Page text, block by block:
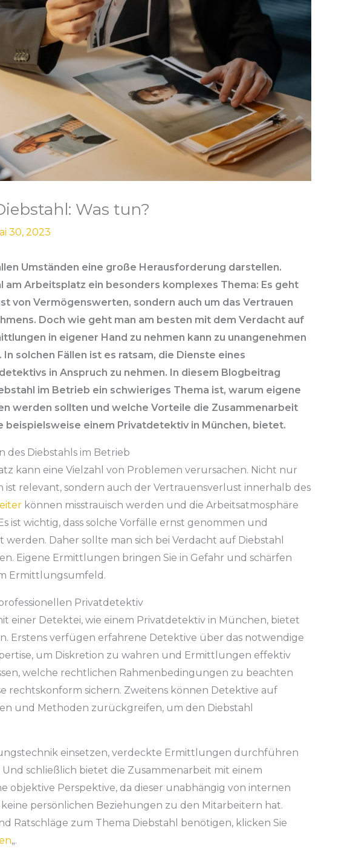
Was tun?
30, 2023
Umständen eine große Herausforderung darstellen.
am Arbeitsplatz ein besonders komplexes Thema: Es geht
von Vermögenswerten, sondern auch um das Vertrauen
Doch wie geht man am besten mit dem Verdacht auf
in eigener Hand zu nehmen kann zu unangenehmen
solchen Fällen ist es ratsam, die Dienste eines
in Anspruch zu nehmen. In diesem Blogbeitrag
im Betrieb ein schwieriges Thema ist, warum eigene
werden sollten und welche Vorteile die Zusammenarbeit
beispielsweise einem Privatdetektiv in München, bietet.
des Diebstahls im Betrieb
kann eine Vielzahl von Problemen verursachen. Nicht nur
ist relevant, sondern auch der Vertrauensverlust innerhalb des
können misstrauisch werden und die Arbeitsatmosphäre
ist wichtig, dass solche Vorfälle ernst genommen und
werden. Daher sollte man sich bei Verdacht auf Diebstahl
Eigene Ermittlungen bringen Sie in Gefahr und schärfen
Ermittlungsumfeld.
Privatdetektiv
einer Detektei, wie einem Privatdetektiv in München, bietet
Erstens verfügen erfahrene Detektive über das notwendige
um Diskretion zu wahren und Ermittlungen effektiv
welche rechtlichen Rahmenbedingungen zu beachten
rechtskonform sichern. Zweitens können Detektive auf
und Methoden zurückgreifen, um den Diebstahl
einsetzen, verdeckte Ermittlungen durchführen
schließlich bietet die Zusammenarbeit mit einem
objektive Perspektive, da dieser unabhängig von internen
persönlichen Beziehungen zu den Mitarbeitern hat.
Ratschläge zum Thema Diebstahl benötigen, klicken Sie
„.